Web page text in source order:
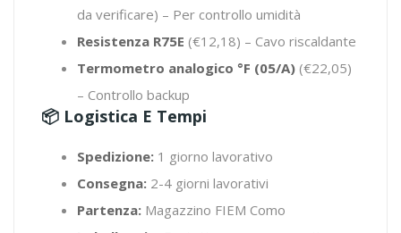
da verificare) – Per controllo umidità
Resistenza R75E (€12,18) – Cavo riscaldante
Termometro analogico °F (05/A) (€22,05)
– Controllo backup
📦 Logistica E Tempi
Spedizione: 1 giorno lavorativo
Consegna: 2-4 giorni lavorativi
Partenza: Magazzino FIEM Como